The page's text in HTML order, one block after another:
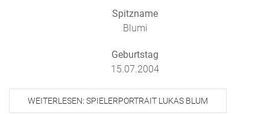
Spitzname
Blumi
Geburtstag
15.07.2004
WEITERLESEN: SPIELERPORTRAIT LUKAS BLUM